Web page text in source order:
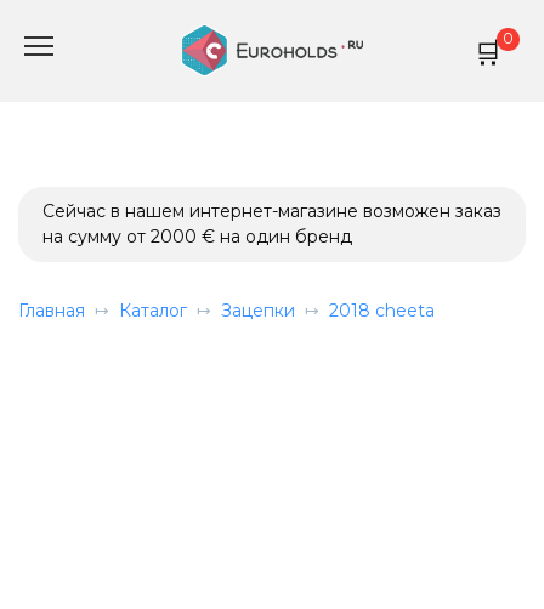
0
Сейчас в нашем интернет-магазине возможен заказ
на сумму от 2000 € на один бренд
Главная Каталог Зацепки 2018 cheeta